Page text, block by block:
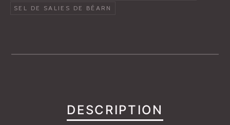
SEL DE SALIES DE BÉARN
DESCRIPTION